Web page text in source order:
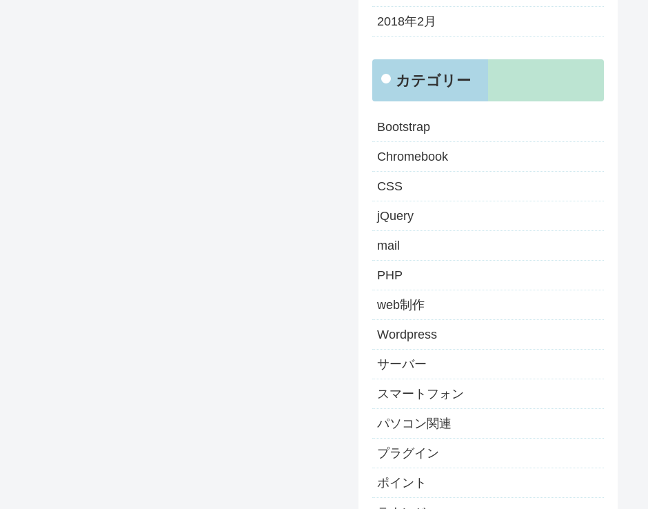
2018年2月
カテゴリー
Bootstrap
Chromebook
CSS
jQuery
mail
PHP
web制作
Wordpress
サーバー
スマートフォン
パソコン関連
プラグイン
ポイント